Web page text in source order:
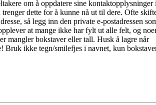
om å oppdatere sine kontaktopplysninger
dette for å kunne nå ut til dere. Ofte
så legg inn den private e-postadressen
at mange ikke har fylt ut alle felt, og
mangler bokstaver eller tall. Husk å lagre når
Bruk ikke tegn/smilefjes i navnet, kun